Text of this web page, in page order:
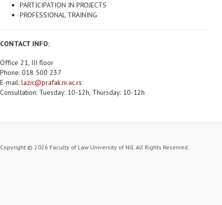
PARTICIPATION IN PROJECTS
PROFESSIONAL TRAINING
CONTACT INFO:
Office 21, III floor
Phone: 018 500 237
E-mail: lazic@prafak.ni.ac.rs
Consultation: Tuesday: 10-12h, Thursday: 10-12h
Copyright © 2026 Faculty of Law University of Niš. All Rights Reserved.